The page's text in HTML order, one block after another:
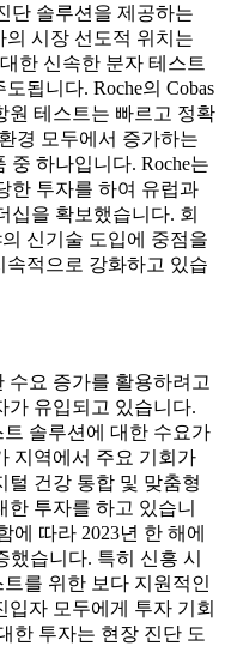
단 솔루션을 제공하는
시장 선도적 위치는
한 신속한 분자 테스트
됩니다. Roche의 Cobas
원 테스트는 빠르고 정확
경 모두에서 증가하는
중 하나입니다. Roche는
한 투자를 하여 유럽과
십을 확보했습니다. 회
신기술 도입에 중점을
적으로 강화하고 있습
수요 증가를 활용하려고
가 유입되고 있습니다.
솔루션에 대한 수요가
지역에서 주요 기회가
털 건강 통합 및 맞춤형
투자를 하고 있습니
에 따라 2023년 한 해에
했습니다. 특히 신흥 시
를 위한 보다 지원적인
자 모두에게 투자 기회
한 투자는 현장 진단 도